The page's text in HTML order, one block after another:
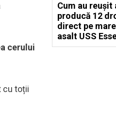
cerului
cu toții
Cum au
producă 12
direct pe
asalt USS